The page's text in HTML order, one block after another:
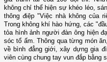
không chỉ thể hiện sự khéo léo,
thông điệp "Việc nhà không của
Trong không khí hào hứng, các
tỏa hình ảnh người đàn ông hiện
sóc tổ ấm. Thông qua từng món
về bình đẳng giới, xây dựng gia
viên cùng chung tay vun đắp bằng